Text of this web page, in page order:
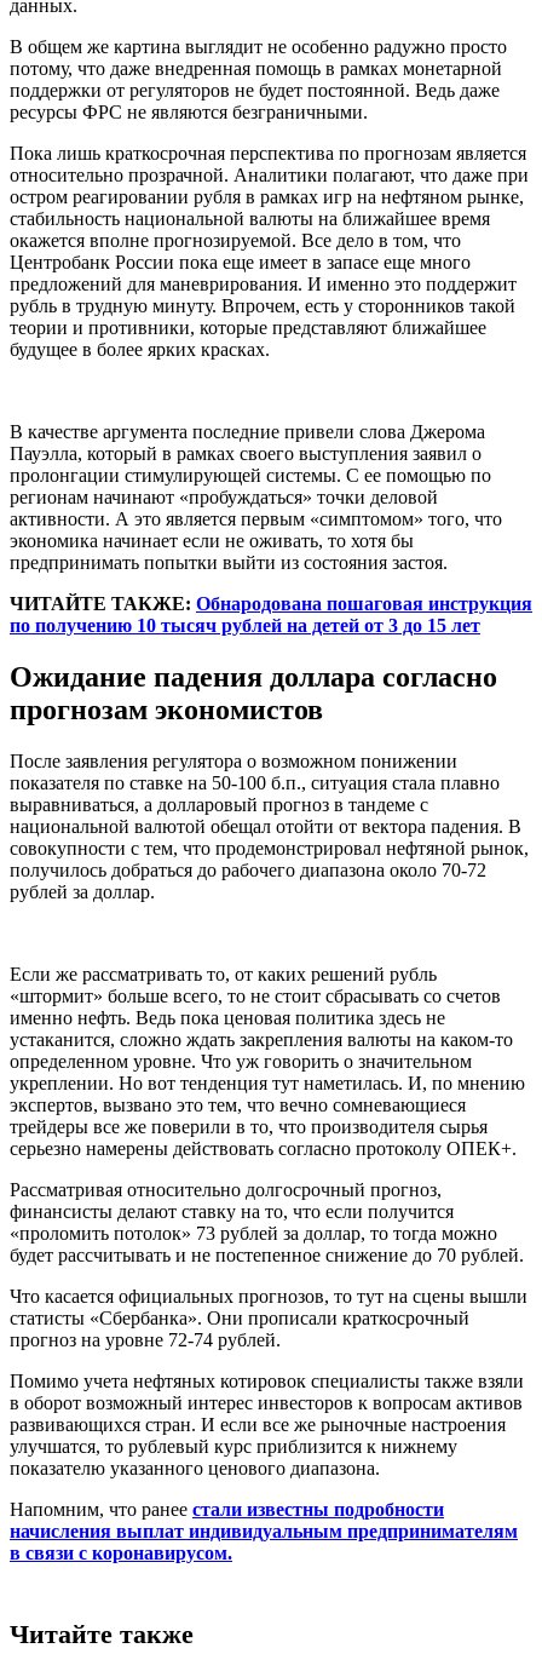
данных.
В общем же картина выглядит не особенно радужно просто
потому, что даже внедренная помощь в рамках монетарной
поддержки от регуляторов не будет постоянной. Ведь даже
ресурсы ФРС не являются безграничными.
Пока лишь краткосрочная перспектива по прогнозам является
относительно прозрачной. Аналитики полагают, что даже при
остром реагировании рубля в рамках игр на нефтяном рынке,
стабильность национальной валюты на ближайшее время
окажется вполне прогнозируемой. Все дело в том, что
Центробанк России пока еще имеет в запасе еще много
предложений для маневрирования. И именно это поддержит
рубль в трудную минуту. Впрочем, есть у сторонников такой
теории и противники, которые представляют ближайшее
будущее в более ярких красках.
В качестве аргумента последние привели слова Джерома
Пауэлла, который в рамках своего выступления заявил о
пролонгации стимулирующей системы. С ее помощью по
регионам начинают «пробуждаться» точки деловой
активности. А это является первым «симптомом» того, что
экономика начинает если не оживать, то хотя бы
предпринимать попытки выйти из состояния застоя.
ЧИТАЙТЕ ТАКЖЕ: Обнародована пошаговая инструкция
по получению 10 тысяч рублей на детей от 3 до 15 лет
Ожидание падения доллара согласно
прогнозам экономистов
После заявления регулятора о возможном понижении
показателя по ставке на 50-100 б.п., ситуация стала плавно
выравниваться, а долларовый прогноз в тандеме с
национальной валютой обещал отойти от вектора падения. В
совокупности с тем, что продемонстрировал нефтяной рынок,
получилось добраться до рабочего диапазона около 70-72
рублей за доллар.
Если же рассматривать то, от каких решений рубль
«штормит» больше всего, то не стоит сбрасывать со счетов
именно нефть. Ведь пока ценовая политика здесь не
устаканится, сложно ждать закрепления валюты на каком-то
определенном уровне. Что уж говорить о значительном
укреплении. Но вот тенденция тут наметилась. И, по мнению
экспертов, вызвано это тем, что вечно сомневающиеся
трейдеры все же поверили в то, что производителя сырья
серьезно намерены действовать согласно протоколу ОПЕК+.
Рассматривая относительно долгосрочный прогноз,
финансисты делают ставку на то, что если получится
«проломить потолок» 73 рублей за доллар, то тогда можно
будет рассчитывать и не постепенное снижение до 70 рублей.
Что касается официальных прогнозов, то тут на сцены вышли
статисты «Сбербанка». Они прописали краткосрочный
прогноз на уровне 72-74 рублей.
Помимо учета нефтяных котировок специалисты также взяли
в оборот возможный интерес инвесторов к вопросам активов
развивающихся стран. И если все же рыночные настроения
улучшатся, то рублевый курс приблизится к нижнему
показателю указанного ценового диапазона.
Напомним, что ранее стали известны подробности
начисления выплат индивидуальным предпринимателям
в связи с коронавирусом.
Читайте также